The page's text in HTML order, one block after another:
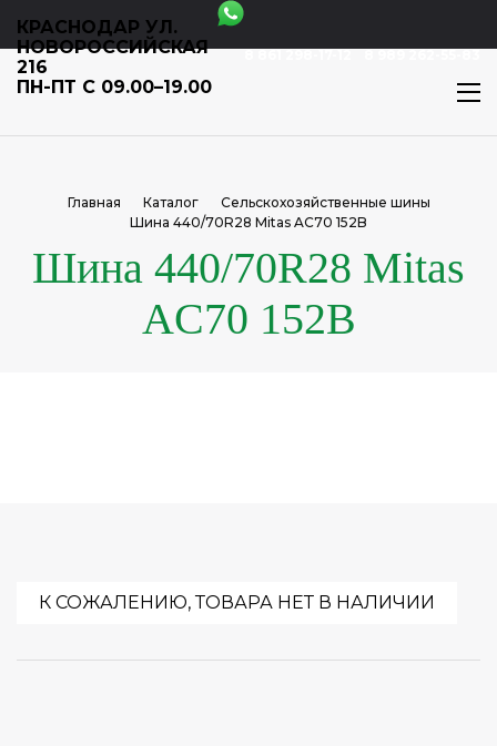
КРАСНОДАР УЛ.
НОВОРОССИЙСКАЯ
216
ПН-ПТ С 09.00–19.00
8 861 298-17-12 8 989 262-55-83
Главная Каталог
Сельскохозяйственные шины
Шина 440/70R28 Mitas AC70 152B
Шина 440/70R28 Mitas
AC70 152B
К СОЖАЛЕНИЮ, ТОВАРА НЕТ В НАЛИЧИИ